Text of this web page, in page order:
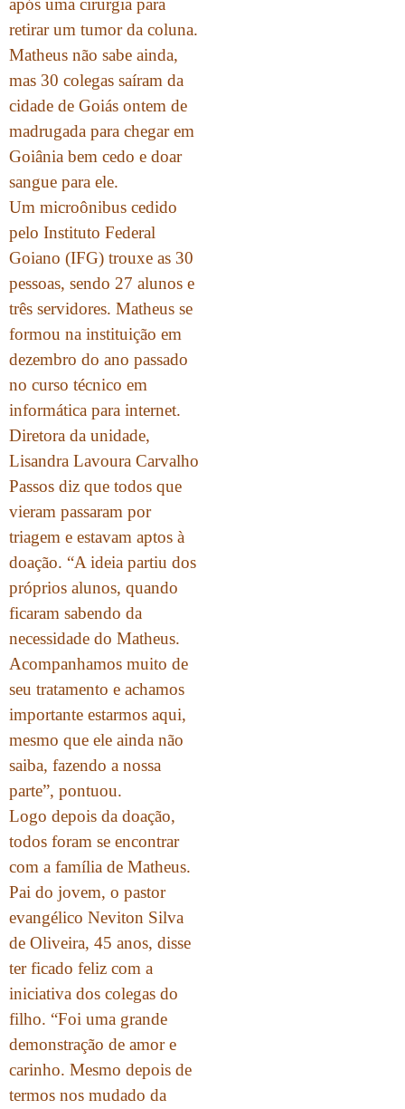
após uma cirurgia para
retirar um tumor da coluna.
Matheus não sabe ainda,
mas 30 colegas saíram da
cidade de Goiás ontem de
madrugada para chegar em
Goiânia bem cedo e doar
sangue para ele.
Um microônibus cedido
pelo Instituto Federal
Goiano (IFG) trouxe as 30
pessoas, sendo 27 alunos e
três servidores. Matheus se
formou na instituição em
dezembro do ano passado
no curso técnico em
informática para internet.
Diretora da unidade,
Lisandra Lavoura Carvalho
Passos diz que todos que
vieram passaram por
triagem e estavam aptos à
doação. “A ideia partiu dos
próprios alunos, quando
ficaram sabendo da
necessidade do Matheus.
Acompanhamos muito de
seu tratamento e achamos
importante estarmos aqui,
mesmo que ele ainda não
saiba, fazendo a nossa
parte”, pontuou.
Logo depois da doação,
todos foram se encontrar
com a família de Matheus.
Pai do jovem, o pastor
evangélico Neviton Silva
de Oliveira, 45 anos, disse
ter ficado feliz com a
iniciativa dos colegas do
filho. “Foi uma grande
demonstração de amor e
carinho. Mesmo depois de
termos nos mudado da